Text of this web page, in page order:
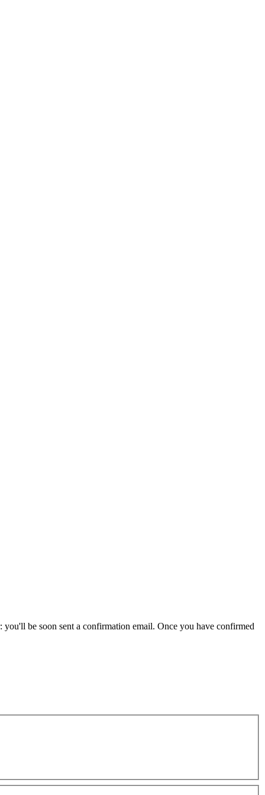
be soon sent a confirmation email. Once you have confirmed